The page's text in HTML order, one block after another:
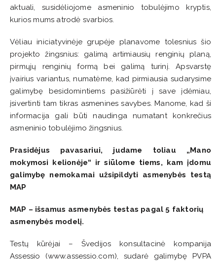
aktuali, susidėliojome asmeninio tobulėjimo kryptis,
kurios mums atrodė svarbios.
Vėliau iniciatyvinėje grupėje planavome tolesnius šio
projekto žingsnius: galimą artimiausių renginių planą,
pirmųjų renginių formą bei galimą turinį. Apsvarstę
įvairius variantus, numatėme, kad pirmiausia sudarysime
galimybę besidomintiems pasižiūrėti į save įdėmiau,
įsivertinti tam tikras asmenines savybes. Manome, kad ši
informacija gali būti naudinga numatant konkrečius
asmeninio tobulėjimo žingsnius.
Prasidėjus pavasariui, judame toliau „Mano
mokymosi kelionėje“ ir siūlome tiems, kam įdomu
galimybę nemokamai užsipildyti asmenybės testą
MAP
MAP – išsamus asmenybės testas pagal 5 faktorių
asmenybės modelį.
Testų kūrėjai – Švedijos konsultacinė kompanija
Assessio (www.assessio.com), sudarė galimybę PVPA